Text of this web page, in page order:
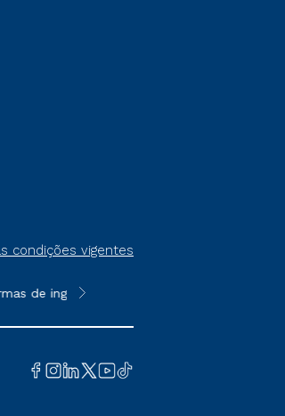
condições vigentes
ingresso, exceto na prova on-line
**Semipresencial é um formato do